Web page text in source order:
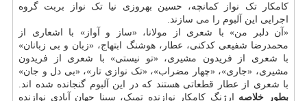
کامکار تک نواز کمانچه، حسین بهروزی نیا تک نواز بربت گروه
اجرایی این آلبوم را می سازند.
«آن دلبر من» با شعری از مولانا، «ساز و آواز» با اشعاری از
محمدرضا شفیعی کدکنی، عطار، هوشنگ ابتهاج، «زبان و بی زبانان»
با شعری از فریدون مشیری، «تو نیستی» با شعری از فریدون
مشیری، «جاری»، «چهار مضراب»، «تک نوازی تار»، «بی دل و جان»
با شعری از عطار قطعاتی هستند که در این آلبوم گنجانده شده اند.
بطور خلاصه ارژنگ کامکار نوازنده تمبک، سینا جهان آبادی نوازنده